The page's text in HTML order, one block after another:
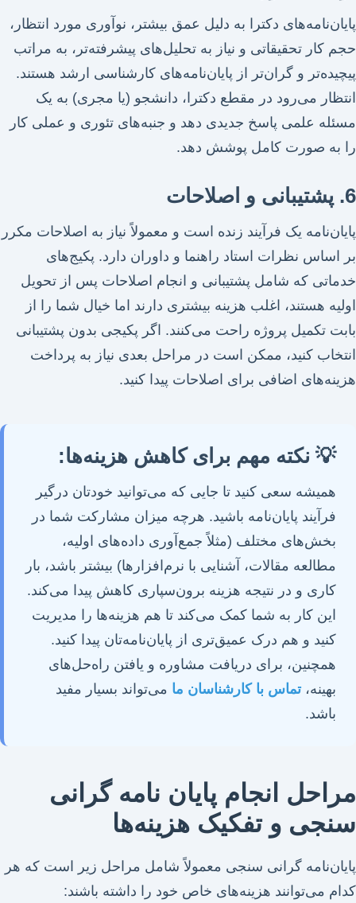
پایان‌نامه‌های دکترا به دلیل عمق بیشتر، نوآوری مورد انتظار،
حجم کار تحقیقاتی و نیاز به تحلیل‌های پیشرفته‌تر، به مراتب
پیچیده‌تر و گران‌تر از پایان‌نامه‌های کارشناسی ارشد هستند.
انتظار می‌رود در مقطع دکترا، دانشجو (یا مجری) به یک
مسئله علمی پاسخ جدیدی دهد و جنبه‌های تئوری و عملی کار
را به صورت کامل پوشش دهد.
6. پشتیبانی و اصلاحات
پایان‌نامه یک فرآیند زنده است و معمولاً نیاز به اصلاحات مکرر
بر اساس نظرات استاد راهنما و داوران دارد. پکیج‌های
خدماتی که شامل پشتیبانی و انجام اصلاحات پس از تحویل
اولیه هستند، اغلب هزینه بیشتری دارند اما خیال شما را از
بابت تکمیل پروژه راحت می‌کنند. اگر پکیجی بدون پشتیبانی
انتخاب کنید، ممکن است در مراحل بعدی نیاز به پرداخت
هزینه‌های اضافی برای اصلاحات پیدا کنید.
💡 نکته مهم برای کاهش هزینه‌ها:
همیشه سعی کنید تا جایی که می‌توانید خودتان درگیر
فرآیند پایان‌نامه باشید. هرچه میزان مشارکت شما در
بخش‌های مختلف (مثلاً جمع‌آوری داده‌های اولیه،
مطالعه مقالات، آشنایی با نرم‌افزارها) بیشتر باشد، بار
کاری و در نتیجه هزینه برون‌سپاری کاهش پیدا می‌کند.
این کار به شما کمک می‌کند تا هم هزینه‌ها را مدیریت
کنید و هم درک عمیق‌تری از پایان‌نامه‌تان پیدا کنید.
همچنین، برای دریافت مشاوره و یافتن راه‌حل‌های
بهینه، تماس با کارشناسان ما می‌تواند بسیار مفید
باشد.
مراحل انجام پایان نامه گرانی
سنجی و تفکیک هزینه‌ها
پایان‌نامه گرانی سنجی معمولاً شامل مراحل زیر است که هر
کدام می‌توانند هزینه‌های خاص خود را داشته باشند: